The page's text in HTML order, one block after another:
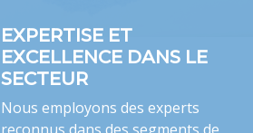
EXPERTISE ET
EXCELLENCE DANS LE
SECTEUR
Nous employons des experts